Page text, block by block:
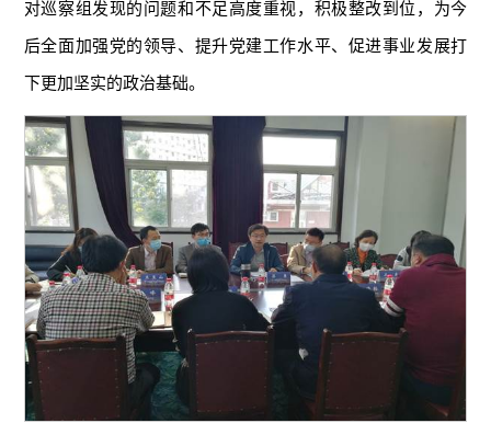
对巡察组发现的问题和不足高度重视，积极整改到位，为今
后全面加强党的领导、提升党建工作水平、促进事业发展打
下更加坚实的政治基础。